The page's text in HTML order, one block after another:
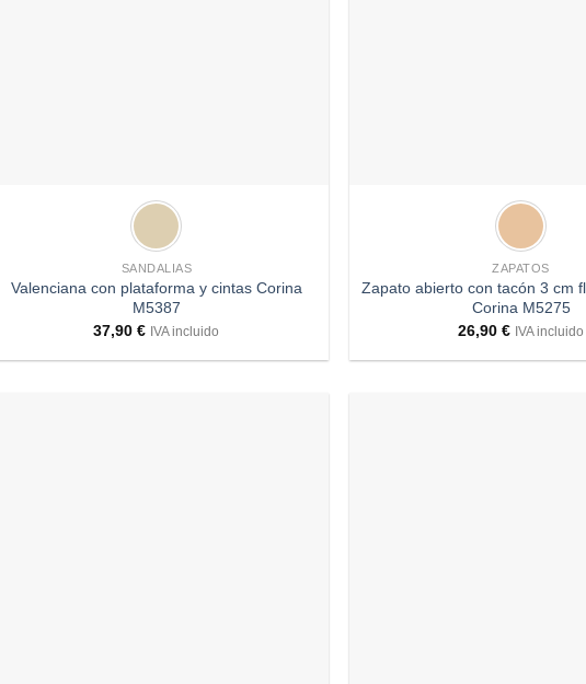
SANDALIAS
Valenciana con plataforma y cintas Corina
M5387
37,90€ IVA incluido
ZAPATOS
Zapato abierto con tacón 3 cm
Corina M5275
26,90€ IVA incluido